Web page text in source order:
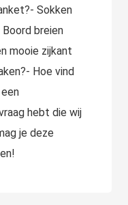
Sokken
breien
mooie zijkant
Hoe vind
hebt die wij
je deze